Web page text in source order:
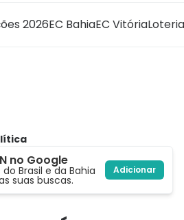
2026EC BahiaEC Vitória
no Google
Brasil e da Bahia
suas buscas.
Adicionar